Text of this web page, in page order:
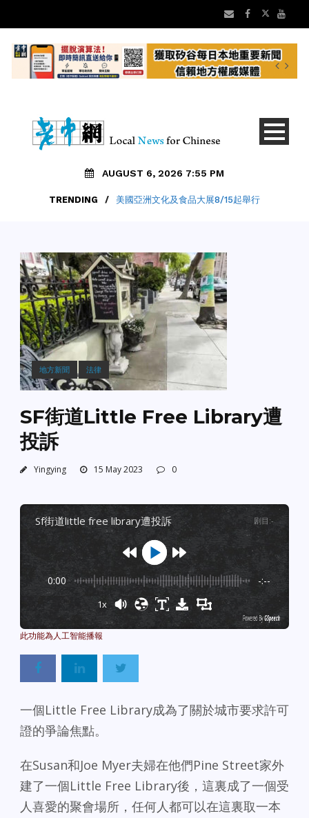
AUGUST 6, 2026 7:55 PM
TRENDING / 美國亞洲文化及食品大展8/15起舉行
地方新聞 法律
SF街道Little Free Library遭
投訴
Yingying 15 May 2023 0
sf街道little free library遭投訴 剧目 :-
0:00 -:--
1x
Powered By GSpeech
一個Little Free Library成為了關於城市要求許可
證的爭論焦點。
在Susan和Joe Myer夫婦在他們Pine Street家外
建了一個Little Free Library後，這裏成了一個受
人喜愛的聚會場所，任何人都可以在這裏取一本